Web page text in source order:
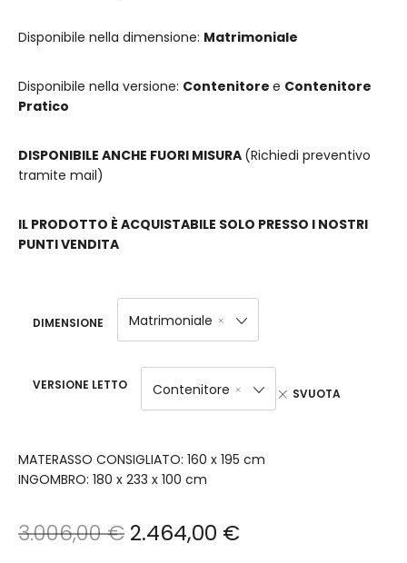
Disponibile nella dimensione: Matrimoniale
Disponibile nella versione: Contenitore e Contenitore
Pratico
DISPONIBILE ANCHE FUORI MISURA (Richiedi preventivo
tramite mail)
IL PRODOTTO È ACQUISTABILE SOLO PRESSO I NOSTRI
PUNTI VENDITA
DIMENSIONE Matrimoniale
VERSIONE LETTO Contenitore SVUOTA
MATERASSO CONSIGLIATO: 160 x 195 cm
INGOMBRO: 180 x 233 x 100 cm
3.006,00€ 2.464,00 €